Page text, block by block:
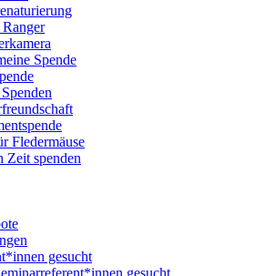
Spende
Fledermäuse
Zeit spenden
gesucht
gesucht